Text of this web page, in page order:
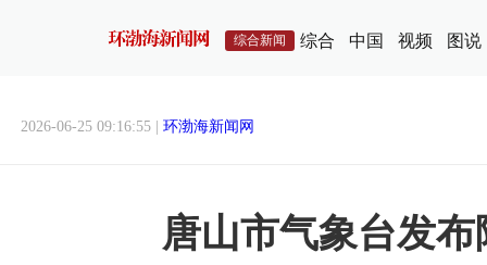
综合新闻 综合 中国 视频 图说
2026-06-25 09:16:55 | 环渤海新闻网
唐山市气象台发